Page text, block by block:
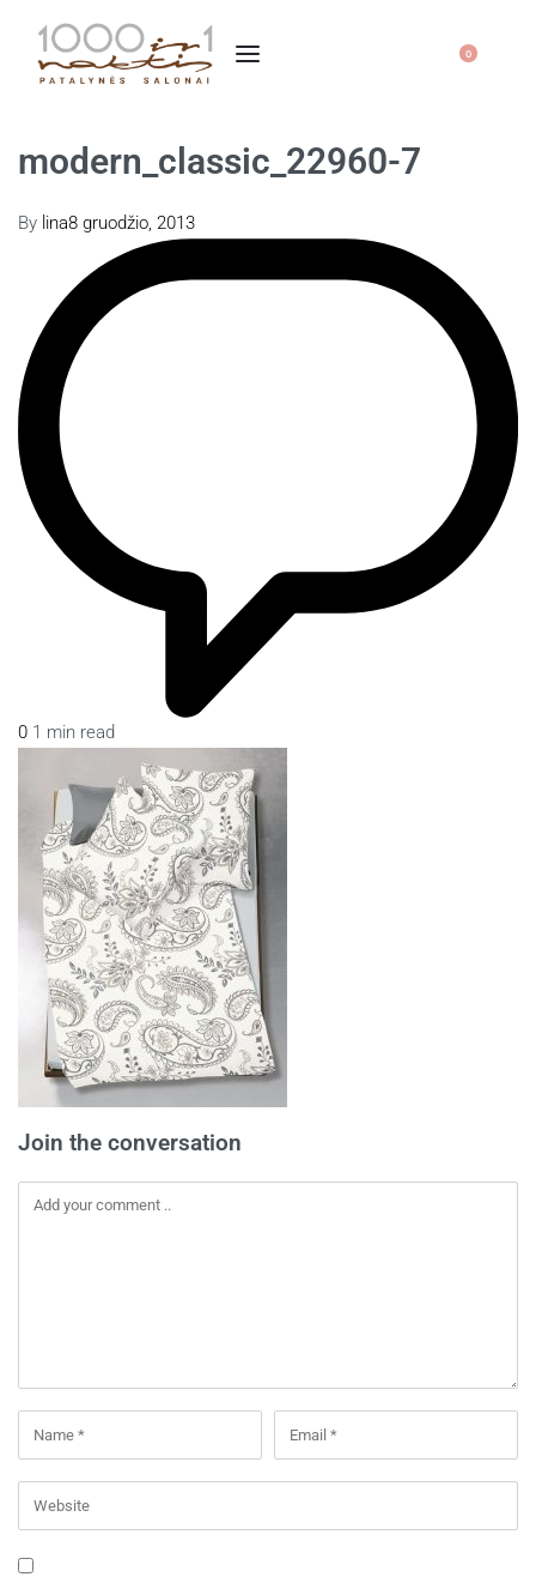
0
modern_classic_22960-7
By lina8 gruodžio, 2013
0 1 min read
Join the conversation